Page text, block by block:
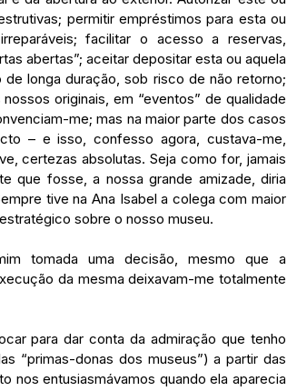
permitir empréstimos para esta ou
facilitar o acesso a reservas,
abertas”; aceitar depositar esta ou aquela
longa duração, sob risco de não retorno;
originais, em “eventos” de qualidade
me; mas na maior parte dos casos
– e isso, confesso agora, custava-me,
certezas absolutas. Seja como for, jamais
que fosse, a nossa grande amizade, diria
tive na Ana Isabel a colega com maior
sobre o nosso museu.
tomada uma decisão, mesmo que a
da mesma deixavam-me totalmente
para dar conta da admiração que tenho
“primas-donas dos museus”) a partir das
nos entusiasmávamos quando ela aparecia